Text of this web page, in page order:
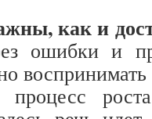
как и
ошибки и
процесс